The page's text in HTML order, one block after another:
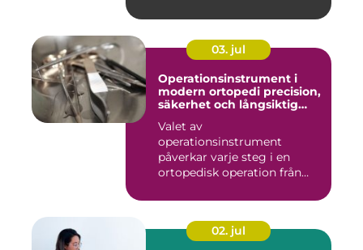
03. jul
Operationsinstrument i
modern ortopedi precision,
säkerhet och långsiktig
Valet av
operationsinstrument
påverkar varje steg i en
ortopedisk operation från
02. jul